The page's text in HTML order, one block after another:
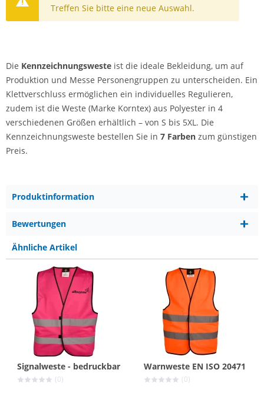
Treffen Sie bitte eine neue Auswahl.
Die Kennzeichnungsweste ist die ideale Bekleidung, um auf
Produktion und Messe Personengruppen zu unterscheiden. Ein
Klettverschluss ermöglichen ein individuelles Regulieren,
zudem ist die Weste (Marke Korntex) aus Polyester in 4
verschiedenen Größen erhältlich – von S bis 5XL. Die
Kennzeichnungsweste bestellen Sie in 7 Farben zum günstigen
Preis.
Produktinformation
Bewertungen
Ähnliche Artikel
Signalweste - bedruckbar
(0)
Warnweste EN ISO 20471
(0)